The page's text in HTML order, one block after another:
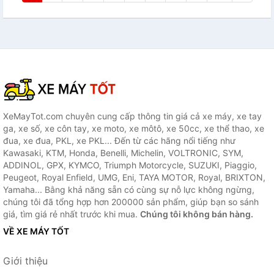
XeMayTot.com chuyên cung cấp thông tin giá cả xe máy, xe tay
ga, xe số, xe côn tay, xe moto, xe môtô, xe 50cc, xe thể thao, xe
đua, xe đua, PKL, xe PKL... Đến từ các hãng nổi tiếng như
Kawasaki, KTM, Honda, Benelli, Michelin, VOLTRONIC, SYM,
ADDINOL, GPX, KYMCO, Triumph Motorcycle, SUZUKI, Piaggio,
Peugeot, Royal Enfield, UMG, Eni, TAYA MOTOR, Royal, BRIXTON,
Yamaha... Bằng khả năng sẵn có cùng sự nỗ lực không ngừng,
chúng tôi đã tổng hợp hơn 200000 sản phẩm, giúp bạn so sánh
giá, tìm giá rẻ nhất trước khi mua. Chúng tôi không bán hàng.
VỀ XE MÁY TỐT
Giới thiệu